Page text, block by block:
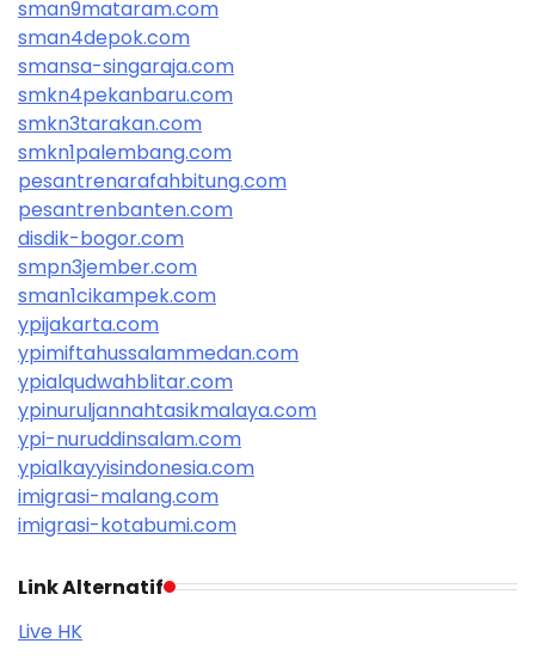
sman9mataram.com
sman4depok.com
smansa-singaraja.com
smkn4pekanbaru.com
smkn3tarakan.com
smkn1palembang.com
pesantrenarafahbitung.com
pesantrenbanten.com
disdik-bogor.com
smpn3jember.com
sman1cikampek.com
ypijakarta.com
ypimiftahussalammedan.com
ypialqudwahblitar.com
ypinuruljannahtasikmalaya.com
ypi-nuruddinsalam.com
ypialkayyisindonesia.com
imigrasi-malang.com
imigrasi-kotabumi.com
Link Alternatif
Live HK